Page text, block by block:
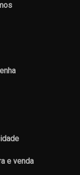
e venda